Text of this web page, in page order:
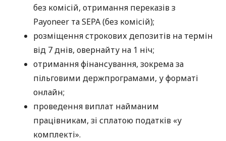
без комісій, отримання переказів з
Payoneer та SEPA (без комісій);
розміщення строкових депозитів на термін
від 7 днів, овернайту на 1 ніч;
отримання фінансування, зокрема за
пільговими держпрограмами, у форматі
онлайн;
проведення виплат найманим
працівникам, зі сплатою податків «у
комплекті».